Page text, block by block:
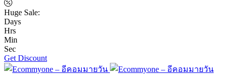
Huge Sale:
Days
Hrs
Min
Sec
Get Discount